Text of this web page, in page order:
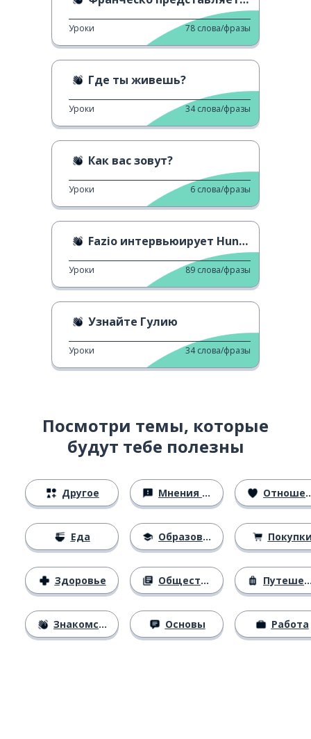
Уроки 78 слова/фразы
Где ты живешь?
Уроки 34 слова/фразы
Как вас зовут?
Уроки 6 слова/фразы
Fazio интервьюирует Hunziker
Уроки 89 слова/фразы
Узнайте Гулию
Уроки 34 слова/фразы
Посмотри темы, которые
будут тебе полезны
Другое
Еда
Здоровье
Знакомство
Мнения и убеждения
Образование
Общество
Основы
Отношения
Путешествия
Работа